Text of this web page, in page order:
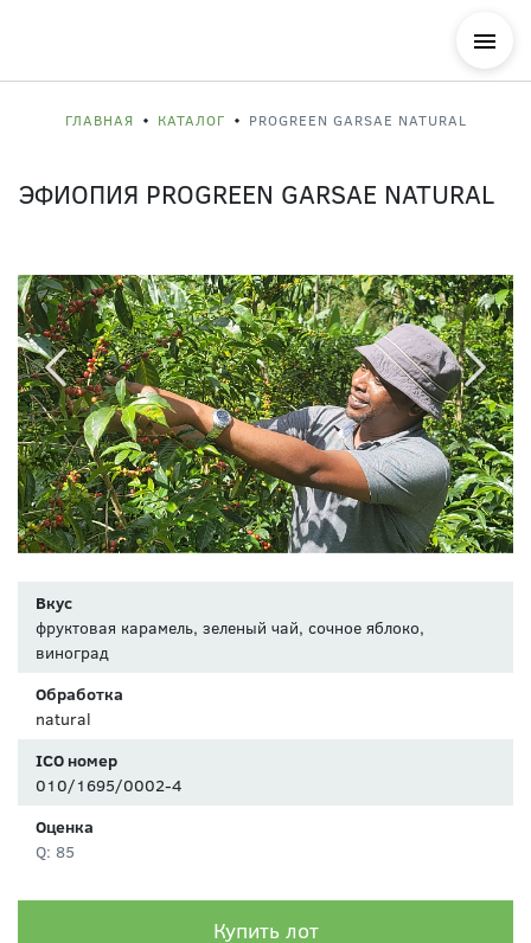
ГЛАВНАЯ КАТАЛОГ PROGREEN GARSAE NATURAL
ЭФИОПИЯ PROGREEN GARSAE NATURAL
Вкус
фруктовая карамель, зеленый чай, сочное яблоко,
виноград
Обработка
natural
ICO номер
010/1695/0002-4
Оценка
Q: 85
Купить лот